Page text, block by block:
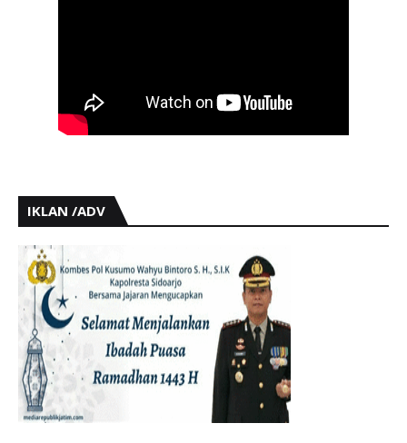
IKLAN /ADV